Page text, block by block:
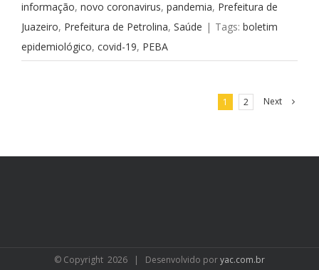
informação, novo coronavirus, pandemia, Prefeitura de
Juazeiro, Prefeitura de Petrolina, Saúde | Tags: boletim
epidemiológico, covid-19, PEBA
1 2 Next
© Copyright 2026 | Desenvolvido poryac.com.br